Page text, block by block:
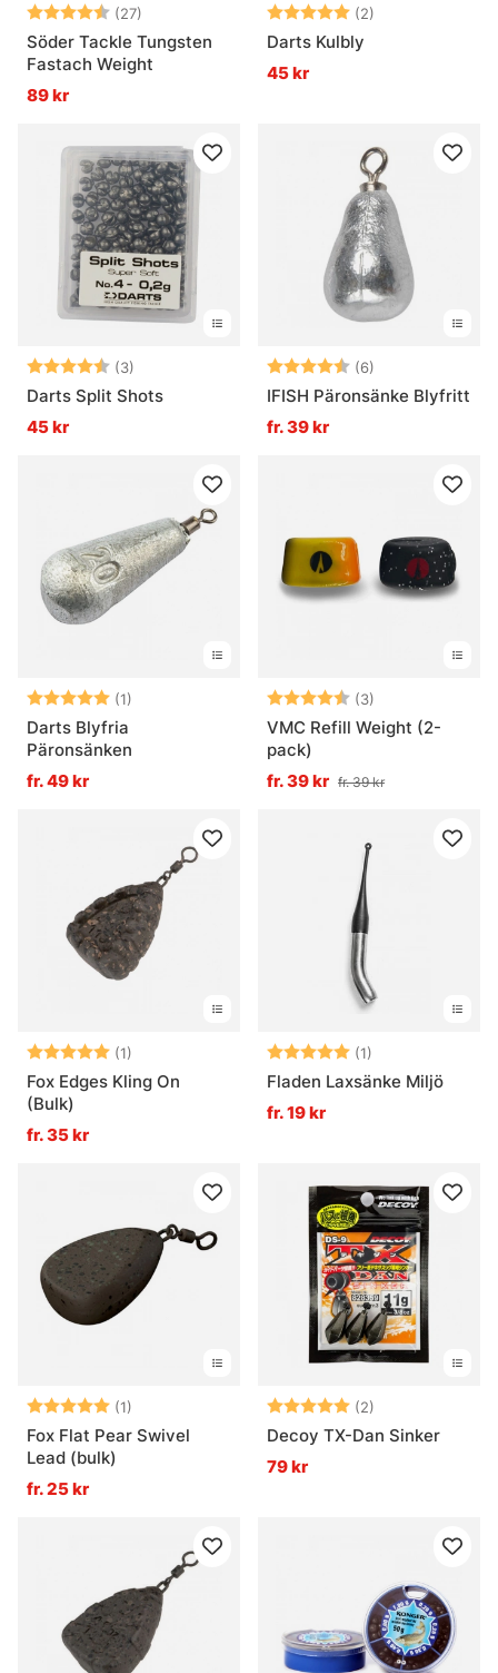
Betyg: (27)
4.3 utav 5 stjärnor
Söder Tackle Tungsten
Fastach Weight
89 kr
Betyg: (2)
Darts Kulbly
45 kr
Betyg: (3)
4.3 utav 5 stjärnor
Darts Split Shots
45 kr
Betyg: (6)
IFISH Päronsänke Blyfritt
fr. 39 kr
Betyg: (1)
5.0 utav 5 stjärnor
Darts Blyfria
Päronsänken
fr. 49 kr
Betyg: (3)
VMC Refill Weight (2-
pack)
fr. 39 kr fr. 39 kr
Betyg: (1)
5.0 utav 5 stjärnor
Fox Edges Kling On
(Bulk)
fr. 35 kr
Betyg: (1)
Fladen Laxsänke Miljö
fr. 19 kr
Betyg: (1)
5.0 utav 5 stjärnor
Fox Flat Pear Swivel
Lead (bulk)
fr. 25 kr
Betyg: (2)
Decoy TX-Dan Sinker
79 kr